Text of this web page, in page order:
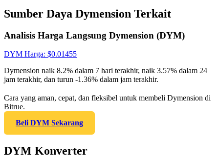
Sumber Daya Dymension Terkait
Analisis Harga Langsung Dymension (DYM)
DYM Harga: $0.01455
Dymension naik 8.2% dalam 7 hari terakhir, naik 3.57% dalam 24
jam terakhir, dan turun -1.36% dalam jam terakhir.
Cara yang aman, cepat, dan fleksibel untuk membeli Dymension di
Bitrue.
Beli DYM Sekarang
DYM Konverter